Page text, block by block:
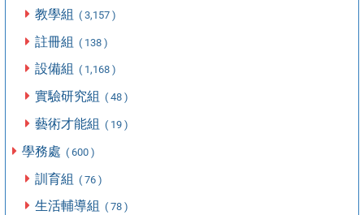
教學組 ( 3,157 )
註冊組 ( 138 )
設備組 ( 1,168 )
實驗研究組 ( 48 )
藝術才能組 ( 19 )
學務處 ( 600 )
訓育組 ( 76 )
生活輔導組 ( 78 )